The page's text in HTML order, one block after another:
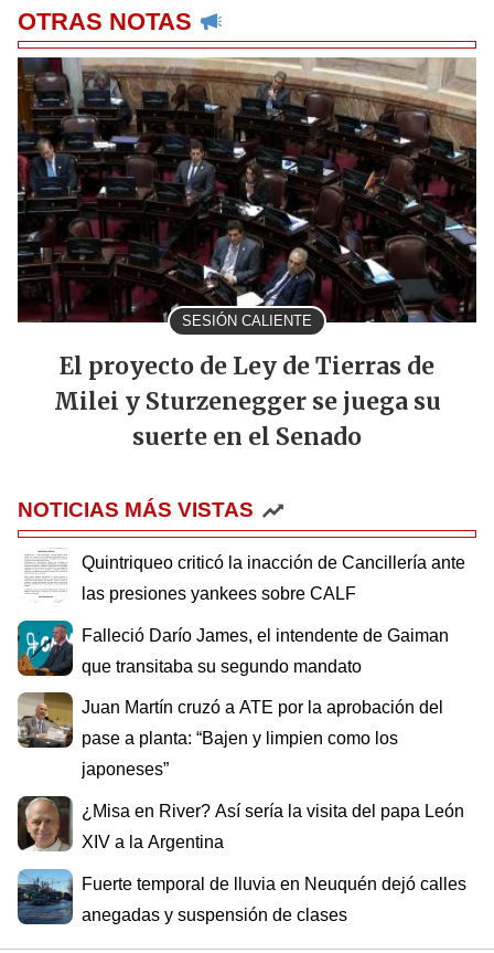
OTRAS NOTAS
SESIÓN CALIENTE
El proyecto de Ley de Tierras de
Milei y Sturzenegger se juega su
suerte en el Senado
NOTICIAS MÁS VISTAS
Quintriqueo criticó la inacción de Cancillería ante
las presiones yankees sobre CALF
Falleció Darío James, el intendente de Gaiman
que transitaba su segundo mandato
Juan Martín cruzó a ATE por la aprobación del
pase a planta: “Bajen y limpien como los
japoneses”
¿Misa en River? Así sería la visita del papa León
XIV a la Argentina
Fuerte temporal de lluvia en Neuquén dejó calles
anegadas y suspensión de clases